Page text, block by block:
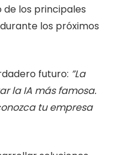
los principales
los próximos
futuro: ”La
la IA más famosa.
tu empresa